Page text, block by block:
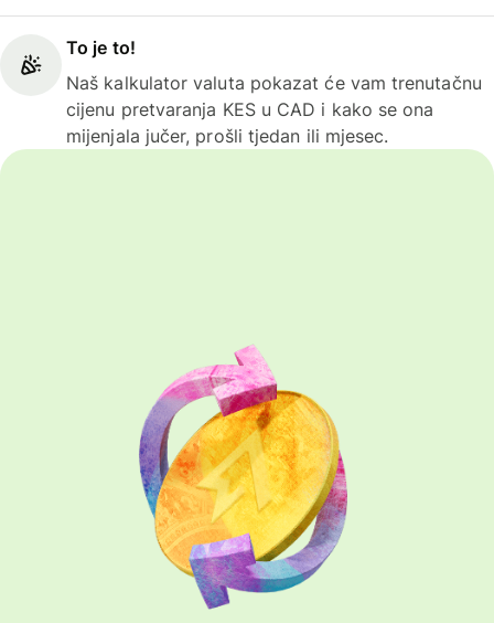
To je to!
Naš kalkulator valuta pokazat će vam trenutačnu
cijenu pretvaranja KES u CAD i kako se ona
mijenjala jučer, prošli tjedan ili mjesec.